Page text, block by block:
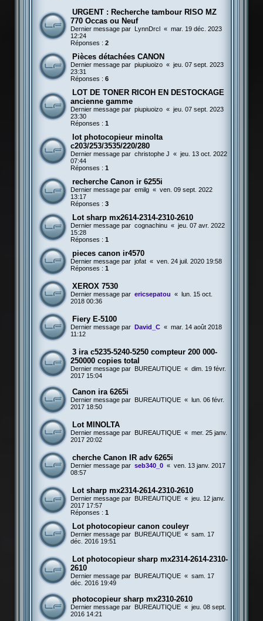
URGENT : Recherche tambour RISO MZ
770 Occas ou Neuf
Dernier message par LynnDrcl « mar. 19 déc. 2023
12:24
Réponses : 2
Pièces détachées CANON
Dernier message par piupiuoizo « jeu. 07 sept. 2023
23:31
Réponses : 6
LOT DE TONER RICOH EN DESTOCKAGE
ancienne gamme
Dernier message par piupiuoizo « jeu. 07 sept. 2023
23:30
Réponses : 1
lot photocopieur minolta
c203/253/3535/220/280
Dernier message par christophe J « jeu. 13 oct. 2022
07:44
Réponses : 1
recherche Canon ir 6255i
Dernier message par emilg « ven. 09 sept. 2022
13:17
Réponses : 3
Lot sharp mx2614-2314-2310-2610
Dernier message par cognachinu « jeu. 07 avr. 2022
15:28
Réponses : 1
pieces canon ir4570
Dernier message par jofat « ven. 24 juil. 2020 19:58
Réponses : 1
XEROX 7530
Dernier message par ericsepatou « lun. 15 oct.
2018 00:36
Fiery E-5100
Dernier message par David_C « mar. 14 août 2018
11:12
3 ira c5235-5240-5250 compteur 200 000-
250000 copies total
Dernier message par BUREAUTIQUE « dim. 19 févr.
2017 15:04
Canon ira 6265i
Dernier message par BUREAUTIQUE « lun. 06 févr.
2017 18:50
Lot MINOLTA
Dernier message par BUREAUTIQUE « mer. 25 janv.
2017 20:02
cherche Canon IR adv 6265i
Dernier message par seb340_0 « ven. 13 janv. 2017
08:57
Lot sharp mx2314-2614-2310-2610
Dernier message par BUREAUTIQUE « jeu. 12 janv.
2017 17:57
Réponses : 1
Lot photocopieur canon couleyr
Dernier message par BUREAUTIQUE « sam. 17
déc. 2016 19:51
Lot photocopieur sharp mx2314-2614-2310-
2610
Dernier message par BUREAUTIQUE « sam. 17
déc. 2016 19:49
photocopieur sharp mx2310-2610
Dernier message par BUREAUTIQUE « jeu. 08 sept.
2016 14:21